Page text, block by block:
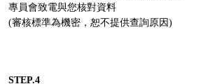
專員會致電與您核對資料
(審核標準為機密，恕不提供查詢原因)
STEP.4